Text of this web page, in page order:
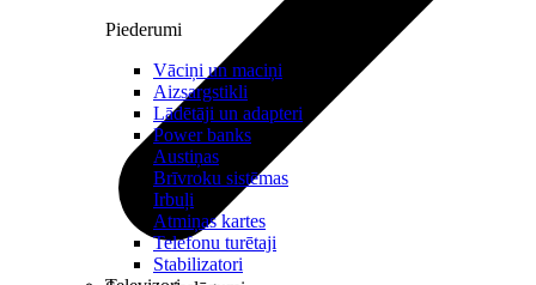
Piederumi
Vāciņi un maciņi
Aizsargstikli
Lādētāji un adapteri
Power banks
Austiņas
Brīvroku sistēmas
Irbuļi
Atmiņas kartes
Telefonu turētaji
Stabilizatori